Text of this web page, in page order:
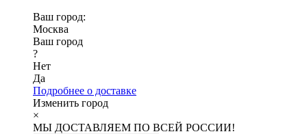
Ваш город:
Москва
Ваш город
?
Нет
Да
Подробнее о доставке
Изменить город
×
МЫ ДОСТАВЛЯЕМ ПО ВСЕЙ РОССИИ!